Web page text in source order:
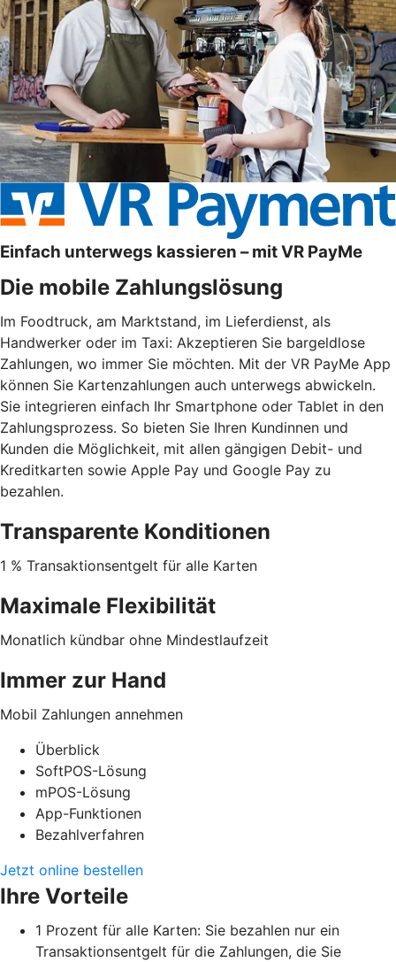
Einfach unterwegs kassieren – mit VR PayMe
Die mobile Zahlungslösung
Im Foodtruck, am Marktstand, im Lieferdienst, als
Handwerker oder im Taxi: Akzeptieren Sie bargeldlose
Zahlungen, wo immer Sie möchten. Mit der VR PayMe App
können Sie Kartenzahlungen auch unterwegs abwickeln.
Sie integrieren einfach Ihr Smartphone oder Tablet in den
Zahlungsprozess. So bieten Sie Ihren Kundinnen und
Kunden die Möglichkeit, mit allen gängigen Debit- und
Kreditkarten sowie Apple Pay und Google Pay zu
bezahlen.
Transparente Konditionen
1 % Transaktionsentgelt für alle Karten
Maximale Flexibilität
Monatlich kündbar ohne Mindestlaufzeit
Immer zur Hand
Mobil Zahlungen annehmen
Überblick
SoftPOS-Lösung
mPOS-Lösung
App-Funktionen
Bezahlverfahren
Jetzt online bestellen
Ihre Vorteile
1 Prozent für alle Karten: Sie bezahlen nur ein
Transaktionsentgelt für die Zahlungen, die Sie